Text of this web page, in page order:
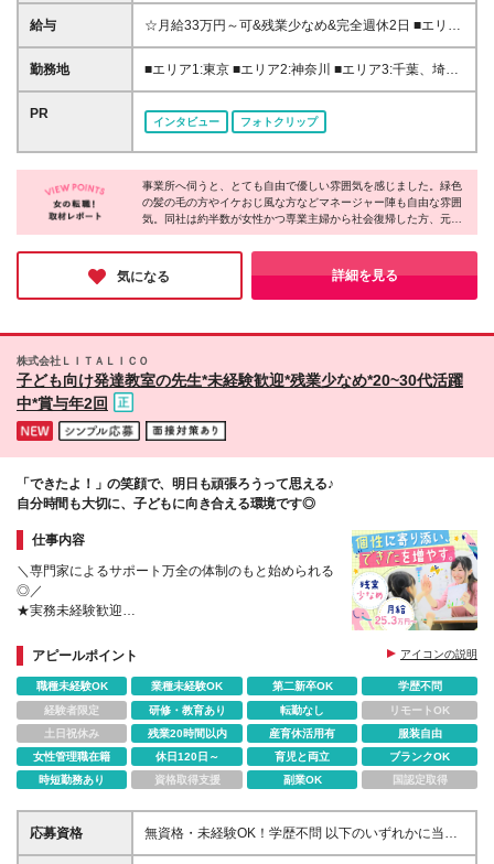
用 先輩の80％は未経験からスタートしています！ 学
【一部エリアは日勤のみの勤務も可能！】 日勤のみ
勤務の給与額は以下です。 募集エリアにより給与が
東京:月給29万円～30万円 神奈川:月給27万円～28万
越、静岡、岐阜、岡山:月給25万円～26万円 山形:月給
24万円～25万円
給与
☆月給33万円～可&残業少なめ&完全週休2日 ■エリア
1:月給33万円～45万円 ■エリア2:月給32万円～45万円
■エリア3:月給31万円～45万円 ■エリア4,5:月給30万
細欄をご確認下さい。 ※試用期間2カ月(同条件) ※残
住支援特別手当:月2万円(東京・神奈川一部) ■夜勤手
当:1回5千円(※月16回で8万) ・初期費用会社負担等の
移住支援、UIターン転勤希望者への1年間支援あり 全
す。 ITでムダを徹底削減し社員へ還元しています。
勤務地
■エリア1:東京 ■エリア2:神奈川 ■エリア3:千葉、埼
玉、愛知、大阪、兵庫 ■エリア4:滋賀、京都、広島、
福岡 ■エリア5:北海道、宮城、福島、茨城、栃木、群
馬、新潟、富山、山梨、長野、岐阜、静岡、三重、奈
良、和歌山、岡山、山口、香川、徳島、長崎 ■エリア
6:青森、岩手、秋田、山形、愛媛、高知、佐賀、熊
本、大分、宮崎、鹿児島、沖縄 ★転勤を伴う異動な
し ★基本的に直行直帰です。 ★希望によって配属を
決定致します。 ★上京・UIターン移住支援あり 神奈
川、山梨、三重、滋賀は無料の社員寮もあり！ ★特
に沖縄・宮崎・香川では積極採用中！ ★オープニン
グスタッフ募集もあり！ 詳細勤務地は、応募・選考
勤務地
PR
インタビュー フォトクリップ
事業所へ伺うと、とても自由で優しい雰囲気を感じました。緑色
の髪の毛の方やイケおじ風な方などマネージャー陣も自由な雰囲
気。同社は約半数が女性かつ専業主婦から社会復帰した方、元フ
リーターなど20～60代まで幅広い年代の方が活躍しています。一
人ひとり働き方を柔軟に調整したり、本人の適性や頑張りで昇
給・昇格を目指せる体制を整えたりと、長く働ける制度が充実！
未経験から理想のキャリアを叶えられるのが魅力です♪
気になる 詳細を見る
株式会社ＬＩＴＡＬＩＣＯ
子ども向け発達教室の先生*未経験歓迎*残業少なめ*20~30代活躍
中*賞与年2回
「できたよ！」の笑顔で、明日も頑張ろうって思える♪
自分時間も大切に、子どもに向き合える環境です◎
仕事内容
＼専門家によるサポート万全の体制のもと始められる
◎／
★実務未経験歓迎
★女性リーダーも活躍中！
★U・Iターン歓迎！全国募集！転勤はありません
アピールポイント アイコンの説明
職種未経験OK 業種未経験OK 第二新卒OK
学歴不問
経験者限定
研修・教育あり 転勤なし
リモートOK
土日祝休み
残業20時間以内 産育休活用有
服装自由
女性管理職在籍
休日120日～ 育児と両立
ブランクOK
時短勤務あり
資格取得支援 副業OK 国認定取得
応募資格
無資格・未経験OK！学歴不問 以下のいずれかに当て
はまる方 ■児童発達支援管理責任者 ■小・中・高教員